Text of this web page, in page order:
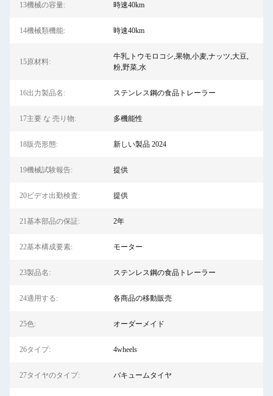
13機械の容量: 時速40km
14機械類機能: 時速40km
15原材料:
牛乳,トウモロコシ,果物,小麦,ナッツ,大豆,
粉,野菜,水
16出力製品名: ステンレス鋼の食品トレーラー
17主要 な 売り物: 多機能性
18販売形態: 新しい製品 2024
19機械試験報告: 提供
20ビデオ出勤検査: 提供
21基本部品の保証: 2年
22基本構成要素: モーター
23製品名: ステンレス鋼の食品トレーラー
24適用する: 各商品の移動販売
25色: オーダーメイド
26タイプ: 4wheels
27タイヤのタイプ: バキュームタイヤ